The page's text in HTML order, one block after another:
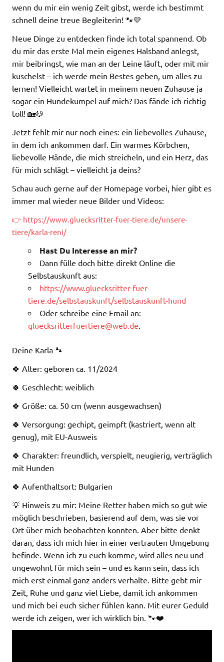
wenn du mir ein wenig Zeit gibst, werde ich bestimmt
schnell deine treue Begleiterin! 🐾💛
Neue Dinge zu entdecken finde ich total spannend. Ob
du mir das erste Mal mein eigenes Halsband anlegst,
mir beibringst, wie man an der Leine läuft, oder mit mir
kuschelst – ich werde mein Bestes geben, um alles zu
lernen! Vielleicht wartet in meinem neuen Zuhause ja
sogar ein Hundekumpel auf mich? Das fände ich richtig
toll! 🏡🐶
Jetzt fehlt mir nur noch eines: ein liebevolles Zuhause,
in dem ich ankommen darf. Ein warmes Körbchen,
liebevolle Hände, die mich streicheln, und ein Herz, das
für mich schlägt – vielleicht ja deins?
Schau auch gerne auf der Homepage vorbei, hier gibt es
immer mal wieder neue Bilder und Videos:
👉 https://www.gluecksritter-fuer-tiere.de/unsere-
tiere/karla-reni/
Hast Du Interesse an mir?
Dann fülle doch bitte direkt Online die
Selbstauskunft aus:
https://www.gluecksritter-fuer-
tiere.de/selbstauskunft/selbstauskunft-hund
Oder schreibe eine Email an:
gluecksritterfuertiere@web.de
Deine Karla 🐾
🍀 Alter: geboren ca. 11/2024
🍀 Geschlecht: weiblich
🍀 Größe: ca. 50 cm (wenn ausgewachsen)
🍀 Versorgung: gechipt, geimpft (kastriert, wenn alt
genug), mit EU-Ausweis
🍀 Charakter: freundlich, verspielt, neugierig, verträglich
mit Hunden
🍀 Aufenthaltsort: Bulgarien
💡 Hinweis zu mir: Meine Retter haben mich so gut wie
möglich beschrieben, basierend auf dem, was sie vor
Ort über mich beobachten konnten. Aber bitte denkt
daran, dass ich mich hier in einer vertrauten Umgebung
befinde. Wenn ich zu euch komme, wird alles neu und
ungewohnt für mich sein – und es kann sein, dass ich
mich erst einmal ganz anders verhalte. Bitte gebt mir
Zeit, Ruhe und ganz viel Liebe, damit ich ankommen
und mich bei euch sicher fühlen kann. Mit eurer Geduld
werde ich zeigen, wer ich wirklich bin. 🐾❤️